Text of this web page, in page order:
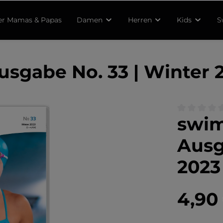
Mamas & Papas
Damen Herren Kids
No. 33 | Winter
2023